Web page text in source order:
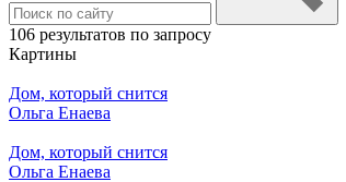
106 результатов по запросу
Картины
Дом, который снится
Ольга Енаева
Дом, который снится
Ольга Енаева